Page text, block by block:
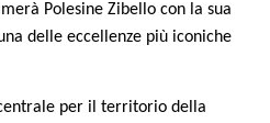
Polesine Zibello con la sua
delle eccellenze più iconiche
per il territorio della